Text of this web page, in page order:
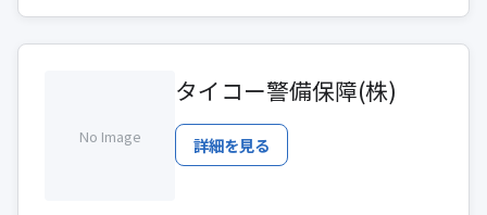
No Image
タイコー警備保障(株)
詳細を見る